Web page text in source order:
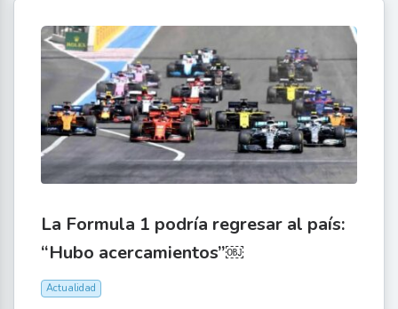
La Formula 1 podría regresar al país:
“Hubo acercamientos”￼
Actualidad